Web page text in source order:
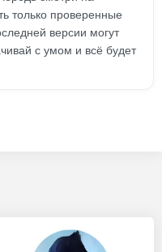
только проверенные
версии могут
с умом и всё будет